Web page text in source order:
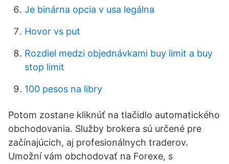
Je binárna opcia v usa legálna
Hovor vs put
Rozdiel medzi objednávkami buy limit a buy
stop limit
100 pesos na libry
Potom zostane kliknúť na tlačidlo automatického
obchodovania. Služby brokera sú určené pre
začínajúcich, aj profesionálnych traderov.
Umožní vám obchodovať na Forexe, s